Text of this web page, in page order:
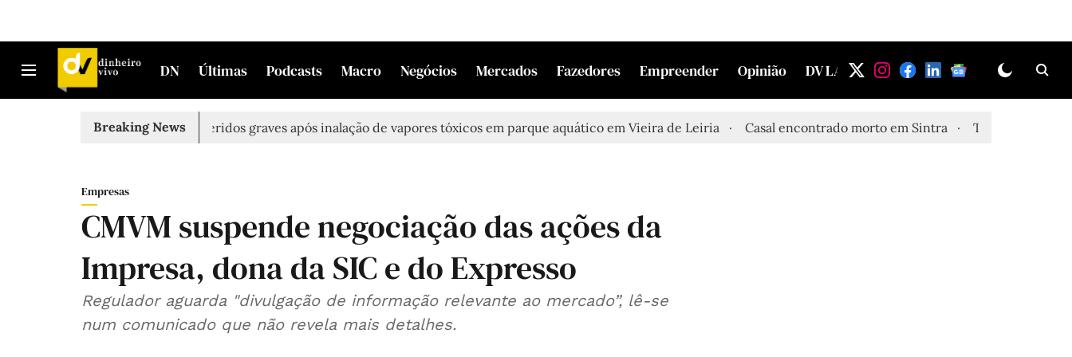
DN Últimas Podcasts Macro Negócios Mercados Fazedores Empreender Opinião DV LAB
Breaking News
morto em Sintra Três feridos graves após inalação de vapores tóxicos em parque aquático em Vieira de Leiria Casal encontrado morto em Sintra Três feridos graves
Empresas
CMVM suspende negociação das ações da
Impresa, dona da SIC e do Expresso
Regulador aguarda "divulgação de informação relevante ao mercado”, lê-se
num comunicado que não revela mais detalhes.